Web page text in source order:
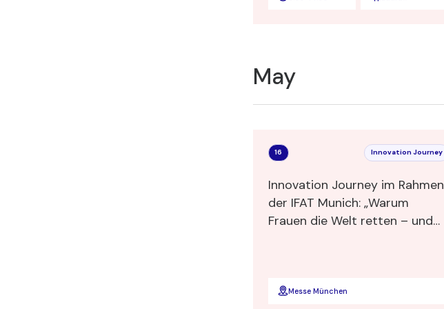
May
16 Innovation Journey
Innovation Journey im Rahmen
der IFAT Munich: „Warum
Frauen die Welt retten – und
Messe München